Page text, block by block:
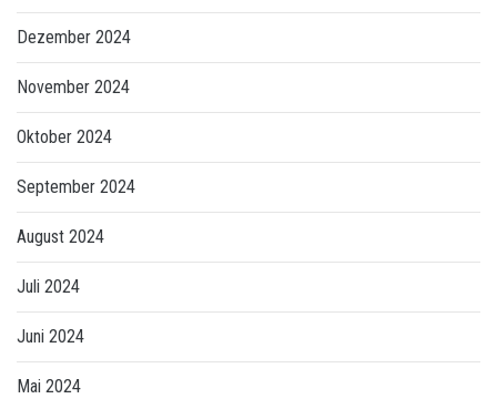
Dezember 2024
November 2024
Oktober 2024
September 2024
August 2024
Juli 2024
Juni 2024
Mai 2024